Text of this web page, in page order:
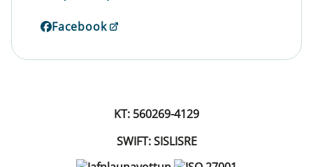
Facebook
KT: 560269-4129
SWIFT: SISLISRE